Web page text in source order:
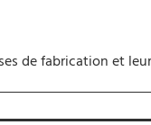
de fabrication et